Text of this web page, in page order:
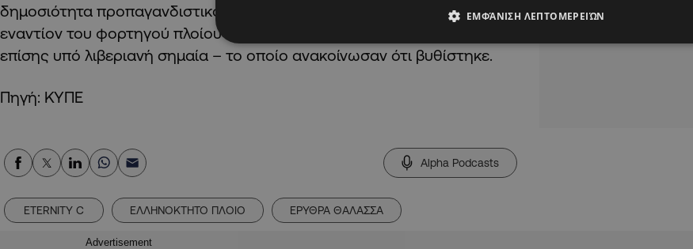
δημοσιότητα προπαγανδιστικό βίντεο από την επίθεση που εξαπέλυσαν
εναντίον του φορτηγού πλοίου Magic Seas – ελληνικών συμφερόντων,
επίσης υπό λιβεριανή σημαία – το οποίο ανακοίνωσαν ότι βυθίστηκε.
Πηγή: ΚΥΠΕ
Alpha Podcasts
ETERNITY C ΕΛΛΗΝΟΚΤΗΤΟ ΠΛΟΙΟ ΕΡΥΘΡΑ ΘΑΛΑΣΣΑ
Advertisement
ΕΜΦΆΝΙΣΗ ΛΕΠΤΟΜΕΡΕΙΏΝ